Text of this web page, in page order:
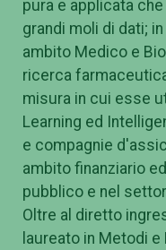
pura e applicata
grandi moli di dati;
ambito Medico e
ricerca
misura in cui esse
Learning ed
e compagnie
ambito finanziario
pubblico e nel
Oltre al diretto
laureato in Metodi